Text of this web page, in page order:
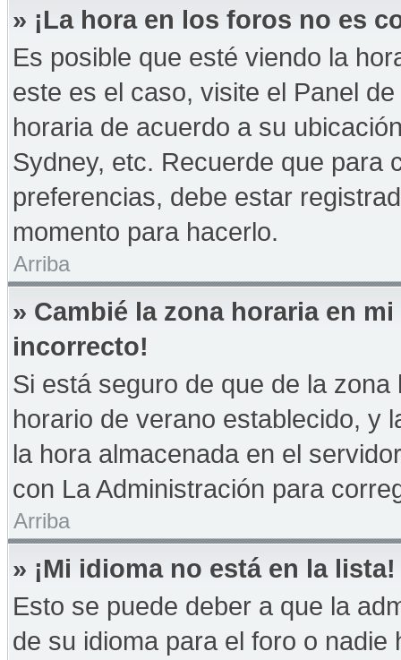
» ¡La hora en los foros no es
Es posible que esté viendo la
este es el caso, visite el Panel
horaria de acuerdo a su
Sydney, etc. Recuerde que para
preferencias, debe estar
momento para hacerlo.
Arriba
» Cambié la zona horaria en
incorrecto!
Si está seguro de que de la
horario de verano establecido, y
la hora almacenada en el
con La Administración para
Arriba
» ¡Mi idioma no está en la lista!
Esto se puede deber a que la
de su idioma para el foro o